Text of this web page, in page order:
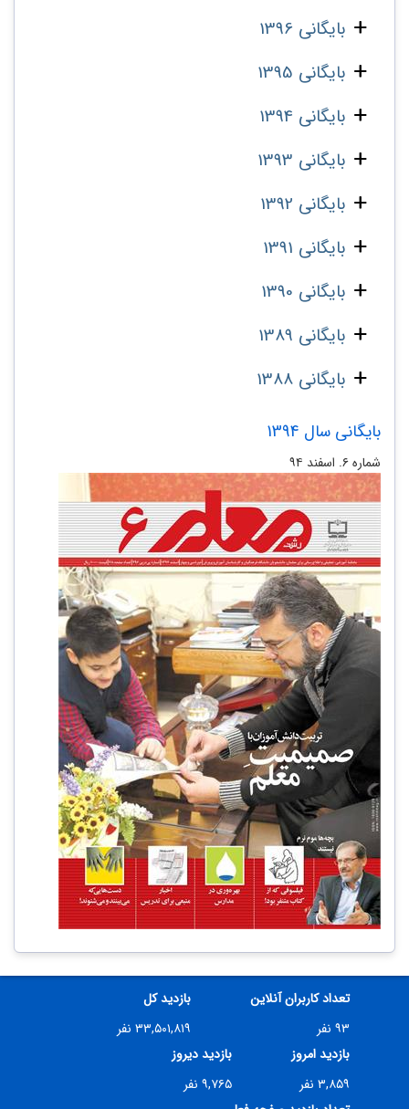
بایگانی 1396
بایگانی 1395
بایگانی 1394
بایگانی 1393
بایگانی 1392
بایگانی 1391
بایگانی 1390
بایگانی 1389
بایگانی 1388
بایگانی سال 1394
شماره ۶. اسفند ۹۴
تعداد کاربران آنلاین
۹۳ نفر
بازدید کل
۳۳,۵۰۱,۸۱۹ نفر
بازدید امروز
۳,۸۵۹ نفر
بازدید دیروز
۹,۷۶۵ نفر